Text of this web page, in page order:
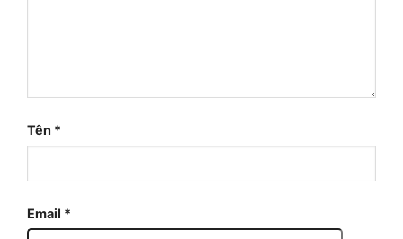
Tên *
Email *